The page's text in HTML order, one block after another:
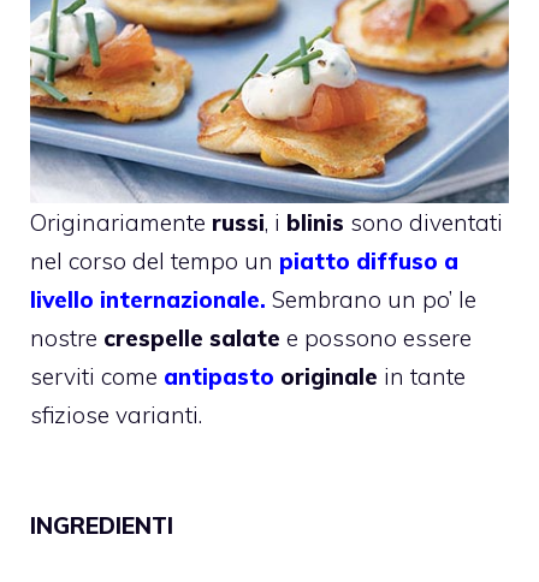
Originariamente russi, i blinis sono diventati
nel corso del tempo un piatto diffuso a
livello internazionale. Sembrano un po’ le
nostre crespelle salate e possono essere
serviti come antipasto originale in tante
sfiziose varianti.
INGREDIENTI